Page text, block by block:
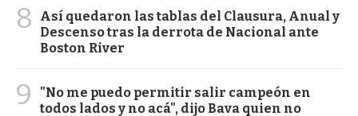
8
Así quedaron las tablas del Clausura, Anual y
Descenso tras la derrota de Nacional ante
Boston River
9
"No me puedo permitir salir campeón en
todos lados y no acá", dijo Bava quien no